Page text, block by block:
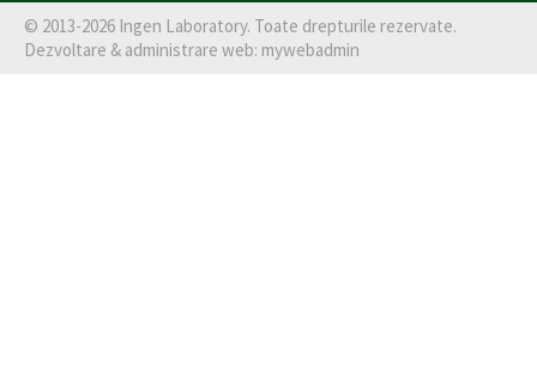
© 2013-2026 Ingen Laboratory. Toate drepturile rezervate.
Dezvoltare & administrare web: mywebadmin